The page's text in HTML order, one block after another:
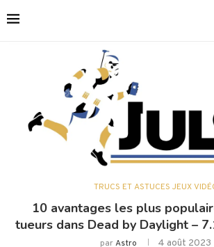
TRUCS ET ASTUCES JEUX
10 avantages les plus
tueurs dans Dead by Daylight –
parAstro 4 août 2023